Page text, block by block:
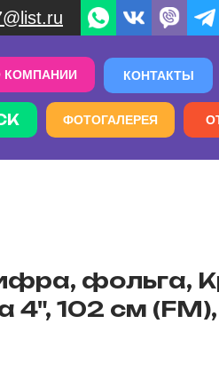
КОМПАНИИ КОНТАКТЫ
ФОТОГАЛЕРЕЯ
фольга,
102 см (FM),